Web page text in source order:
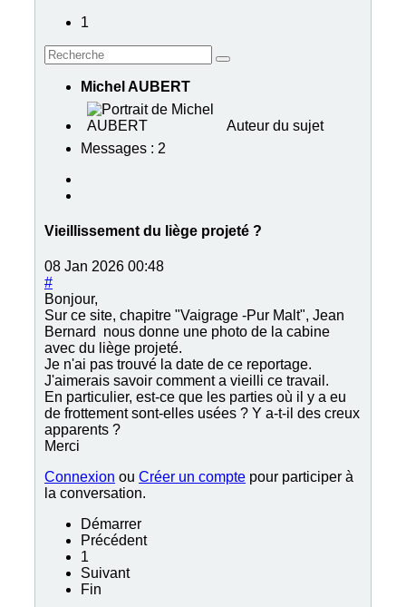
1
Michel AUBERT
Auteur du sujet
Messages : 2
Vieillissement du liège projeté ?
08 Jan 2026 00:48
#
Bonjour,
Sur ce site, chapitre "Vaigrage -Pur Malt", Jean
Bernard nous donne une photo de la cabine
avec du liège projeté.
Je n'ai pas trouvé la date de ce reportage.
J'aimerais savoir comment a vieilli ce travail.
En particulier, est-ce que les parties où il y a eu
de frottement sont-elles usées ? Y a-t-il des creux
apparents ?
Merci
Connexion ou Créer un compte pour participer à
la conversation.
Démarrer
Précédent
1
Suivant
Fin